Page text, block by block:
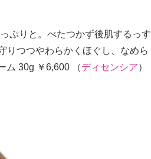
ぷりと。べたつかず後肌するっす
りつつやわらかくほぐし、なめら
ム 30g ￥6,600 （ディセンシア）